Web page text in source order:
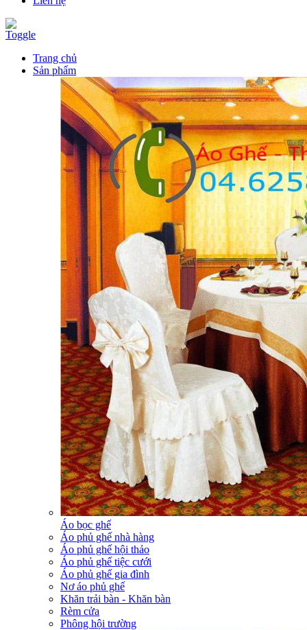
Toggle
Trang chủ
Sản phẩm
Áo bọc ghế
Áo phủ ghế nhà hàng
Áo phủ ghế hội thảo
Áo phủ ghế tiệc cưới
Áo phủ ghế gia đình
Nơ áo phủ ghế
Khăn trải bàn - Khăn bàn
Rèm cửa
Phông hội trường